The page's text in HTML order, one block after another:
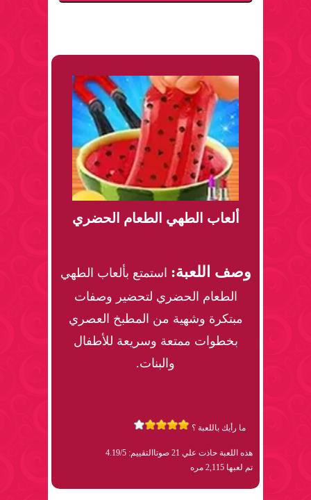
ألعاب الطهي الطعام الحضري
وصف اللعبة: استمتع بألعاب الطهي
الطعام الحضري لتحضير وصفات
مبتكرة وشهية من المطبخ العصري
بخطوات ممتعة وسريعة للأطفال
والبنات.
ما رأيك باللعبة ؟
هذه اللعبة حاذت علي 21 صوتا
التقييم: 4.19/5
تم لعبها 2,115 مره